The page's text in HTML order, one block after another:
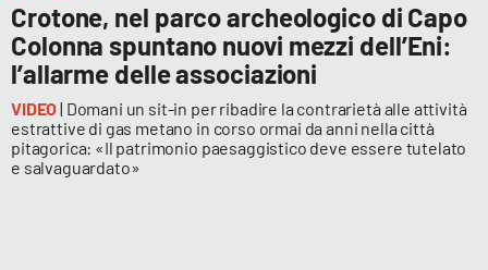
Crotone, nel parco archeologico di Capo
Colonna spuntano nuovi mezzi dell’Eni:
l’allarme delle associazioni
VIDEO| Domani un sit-in per ribadire la contrarietà alle attività
estrattive di gas metano in corso ormai da anni nella città
pitagorica: «Il patrimonio paesaggistico deve essere tutelato
e salvaguardato»